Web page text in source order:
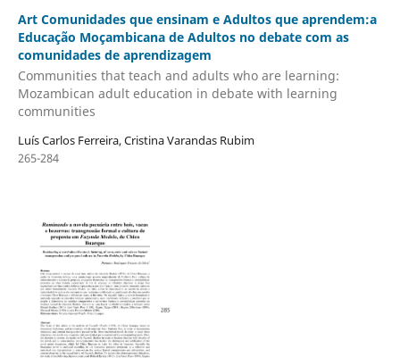
Art Comunidades que ensinam e Adultos que aprendem:a
Educação Moçambicana de Adultos no debate com as
comunidades de aprendizagem
Communities that teach and adults who are learning:
Mozambican adult education in debate with learning
communities
Luís Carlos Ferreira, Cristina Varandas Rubim
265-284